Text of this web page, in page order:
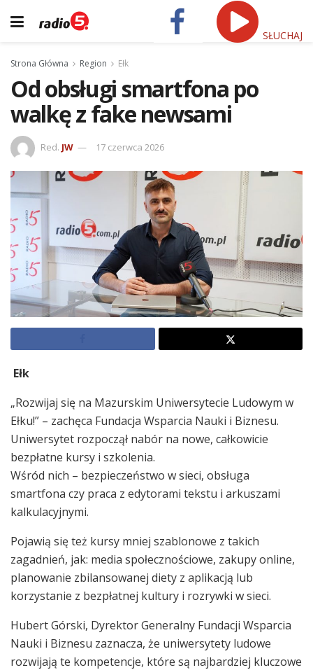
SŁUCHAJ
Strona Główna Region Ełk
Od obsługi smartfona po
walkę z fake newsami
Red. JW 17 czerwca 2026
Ełk
„Rozwijaj się na Mazurskim Uniwersytecie Ludowym w
Ełku!” – zachęca Fundacja Wsparcia Nauki i Biznesu.
Uniwersytet rozpoczął nabór na nowe, całkowicie
bezpłatne kursy i szkolenia.
Wśród nich – bezpieczeństwo w sieci, obsługa
smartfona czy praca z edytorami tekstu i arkuszami
kalkulacyjnymi.
Pojawią się też kursy mniej szablonowe z takich
zagadnień, jak: media społecznościowe, zakupy online,
planowanie zbilansowanej diety z aplikacją lub
korzystanie z bezpłatnej kultury i rozrywki w sieci.
Hubert Górski, Dyrektor Generalny Fundacji Wsparcia
Nauki i Biznesu zaznacza, że uniwersytety ludowe
rozwijają te kompetencje, które są najbardziej kluczowe